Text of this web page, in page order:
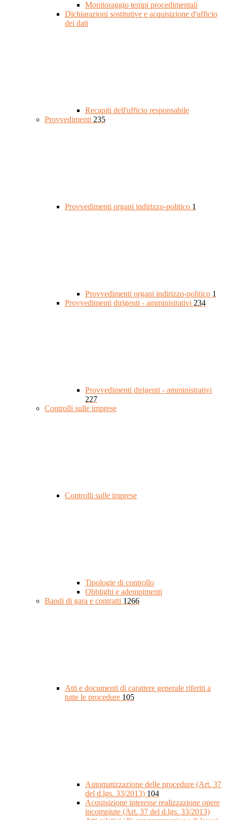
Monitoraggio tempi procedimentali
Dichiarazioni sostitutive e acquisizione d'ufficio
dei dati
Recapiti dell'ufficio responsabile
Provvedimenti 235
Provvedimenti organi indirizzo-politico 1
Provvedimenti organi indirizzo-politico 1
Provvedimenti dirigenti - amministrativi 234
Provvedimenti dirigenti - amministrativi
227
Controlli sulle imprese
Controlli sulle imprese
Tipologie di controllo
Obblighi e adempimenti
Bandi di gara e contratti 1266
Atti e documenti di carattere generale riferiti a
tutte le procedure 105
Automatizzazione delle procedure (Art. 37
del d.lgs. 33/2013) 104
Acquisizione interesse realizzazione opere
incompiute (Art. 37 del d.lgs. 33/2013)